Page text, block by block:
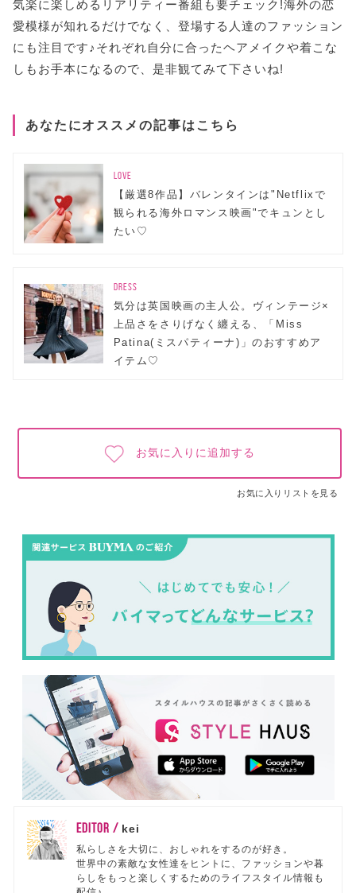
気楽に楽しめるリアリティー番組も要チェック!海外の恋
愛模様が知れるだけでなく、登場する人達のファッション
にも注目です♪それぞれ自分に合ったヘアメイクや着こな
しもお手本になるので、是非観てみて下さいね!
あなたにオススメの記事はこちら
LOVE
【厳選8作品】バレンタインは"Netflixで
観られる海外ロマンス映画"でキュンとし
たい♡
DRESS
気分は英国映画の主人公。ヴィンテージ×
上品さをさりげなく纏える、「Miss
Patina(ミスパティーナ)」のおすすめア
イテム♡
お気に入りに追加する
お気に入りリストを見る
EDITOR / kei
私らしさを大切に、おしゃれをするのが好き。
世界中の素敵な女性達をヒントに、ファッションや暮
らしをもっと楽しくするためのライフスタイル情報も